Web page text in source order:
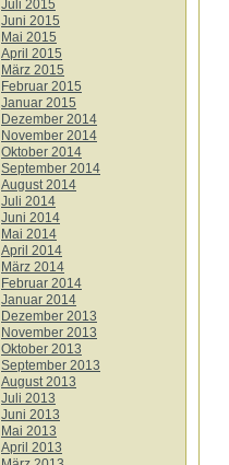
Juli 2015
Juni 2015
Mai 2015
April 2015
März 2015
Februar 2015
Januar 2015
Dezember 2014
November 2014
Oktober 2014
September 2014
August 2014
Juli 2014
Juni 2014
Mai 2014
April 2014
März 2014
Februar 2014
Januar 2014
Dezember 2013
November 2013
Oktober 2013
September 2013
August 2013
Juli 2013
Juni 2013
Mai 2013
April 2013